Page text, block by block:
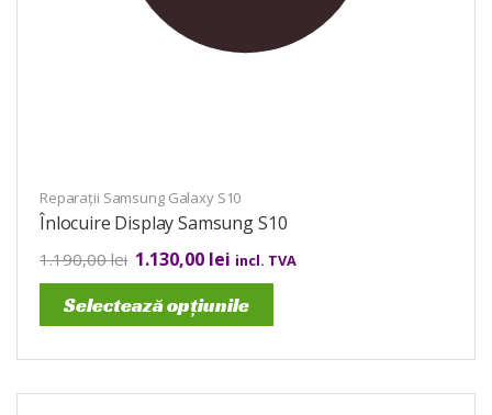
Reparații Samsung Galaxy S10
Înlocuire Display Samsung S10
1.190,00lei 1.130,00 lei incl. TVA
Selectează opțiunile